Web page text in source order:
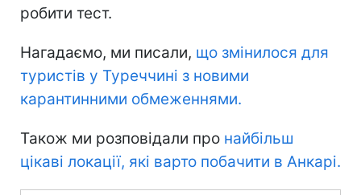
робити тест.
Нагадаємо, ми писали, що змінилося для
туристів у Туреччині з новими
карантинними обмеженнями.
Також ми розповідали про найбільш
цікаві локації, які варто побачити в Анкарі.